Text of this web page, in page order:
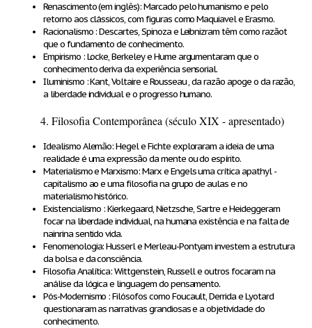
Renascimento (em inglês): Marcado pelo humanismo e pelo
retorno aos clássicos, com figuras como Maquiavel e Erasmo.
Racionalismo: Descartes, Spinoza e Leibnizram têm como razãot
que o fundamento de conhecimento.
Empirismo : Locke, Berkeley e Hume argumentaram que o
conhecimento deriva da experiência sensorial.
Iluminismo : Kant, Voltaire e Rousseau , da razão apoge o da razão,
a liberdade individual e o progresso humano.
4. Filosofia Contemporânea (século XIX - apresentado)
Idealismo Alemão: Hegel e Fichte exploraram a ideia de uma
realidade é uma expressão da mente ou do espírito.
Materialismo e Marxismo: Marx e Engels uma crítica apathyl -
capitalismo ao e uma filosofia na grupo de aulas e no
materialismo histórico.
Existencialismo : Kierkegaard, Nietzsche, Sartre e Heideggeram
focar na liberdade individual, na humana existência e na falta de
nainrina sentido vida.
Fenomenologia:Husserl e Merleau-Pontyam investem a estrutura
da bolsa e da consciência.
Filosofia Analítica: Wittgenstein, Russell e outros focaram na
análise da lógica e linguagem do pensamento.
Pós-Modernismo : Filósofos como Foucault, Derrida e Lyotard
questionaram as narrativas grandiosas e a objetividade do
conhecimento.